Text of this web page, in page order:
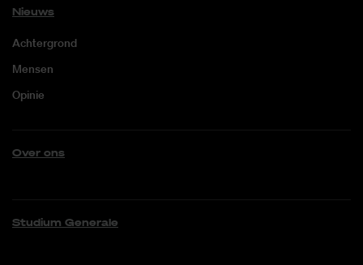
Nieuws
Achtergrond
Mensen
Opinie
Over ons
Studium Generale